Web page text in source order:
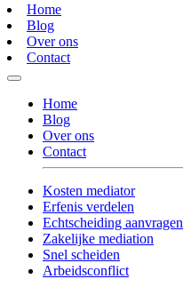
Home
Blog
Over ons
Contact
Home
Blog
Over ons
Contact
Kosten mediator
Erfenis verdelen
Echtscheiding aanvragen
Zakelijke mediation
Snel scheiden
Arbeidsconflict